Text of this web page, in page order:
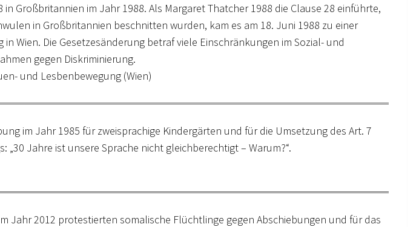
Großbritannien im Jahr 1988. Als Margaret Thatcher 1988 die Clause 28 einführte,
in Großbritannien beschnitten wurden, kam es am 18. Juni 1988 zu einer
Wien. Die Gesetzesänderung betraf viele Einschränkungen im Sozial- und
gegen Diskriminierung.
und Lesbenbewegung (Wien)
im Jahr 1985 für zweisprachige Kindergärten und für die Umsetzung des Art. 7
„30 Jahre ist unsere Sprache nicht gleichberechtigt – Warum?“.
Jahr 2012 protestierten somalische Flüchtlinge gegen Abschiebungen und für das